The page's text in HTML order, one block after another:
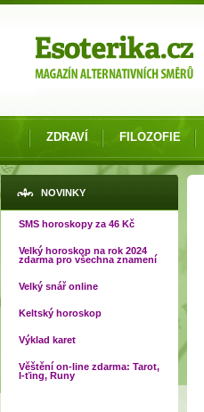
ZDRAVÍ FILOZOFIE
NOVINKY
SMS horoskopy za 46 Kč
Velký horoskop na rok 2024
zdarma pro všechna znamení
Velký snář online
Keltský horoskop
Výklad karet
Věštění on-line zdarma: Tarot,
I-ťing, Runy